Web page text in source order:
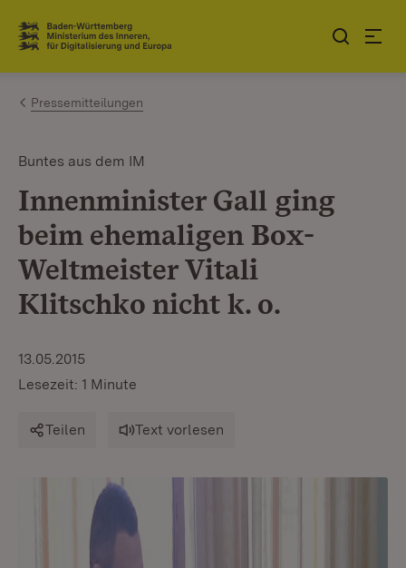
Zum Inhalt springen
Link zur Startseite
Pressemitteilungen
Buntes aus dem IM
Innenminister Gall ging
beim ehemaligen Box-
Weltmeister Vitali
Klitschko nicht k. o.
13.05.2015
Lesezeit: 1 Minute
Teilen Text vorlesen